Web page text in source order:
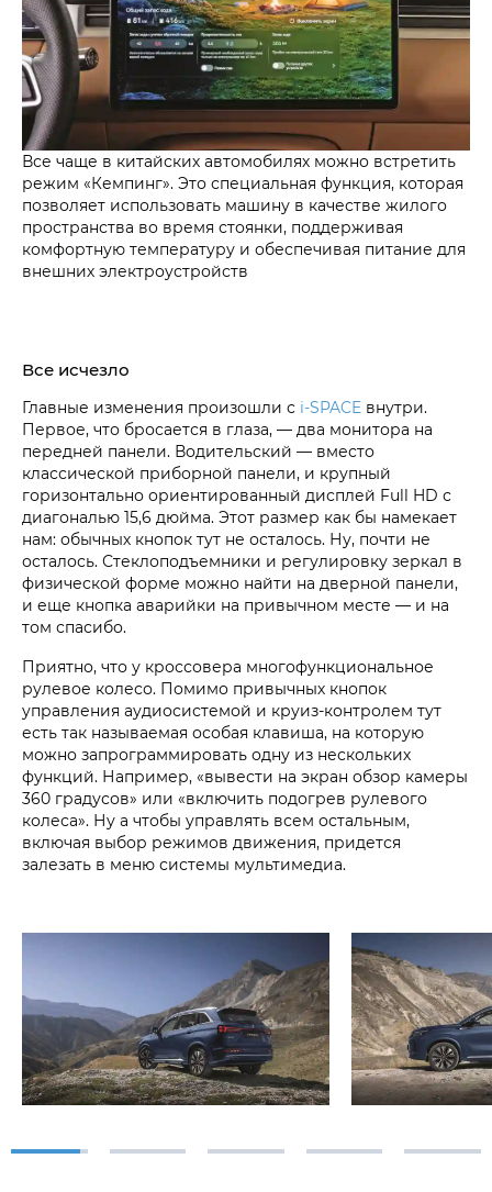
Все чаще в китайских автомобилях можно встретить
режим «Кемпинг». Это специальная функция, которая
позволяет использовать машину в качестве жилого
пространства во время стоянки, поддерживая
комфортную температуру и обеспечивая питание для
внешних электроустройств
Все исчезло
Главные изменения произошли с i‑SPACE внутри.
Первое, что бросается в глаза, — два монитора на
передней панели. Водительский — вместо
классической приборной панели, и крупный
горизонтально ориентированный дисплей Full HD с
диагональю 15,6 дюйма. Этот размер как бы намекает
нам: обычных кнопок тут не осталось. Ну, почти не
осталось. Стеклоподъемники и регулировку зеркал в
физической форме можно найти на дверной панели,
и еще кнопка аварийки на привычном месте — и на
том спасибо.
Приятно, что у кроссовера многофункциональное
рулевое колесо. Помимо привычных кнопок
управления аудиосистемой и круиз-контролем тут
есть так называемая особая клавиша, на которую
можно запрограммировать одну из нескольких
функций. Например, «вывести на экран обзор камеры
360 градусов» или «включить подогрев рулевого
колеса». Ну а чтобы управлять всем остальным,
включая выбор режимов движения, придется
залезать в меню системы мультимедиа.